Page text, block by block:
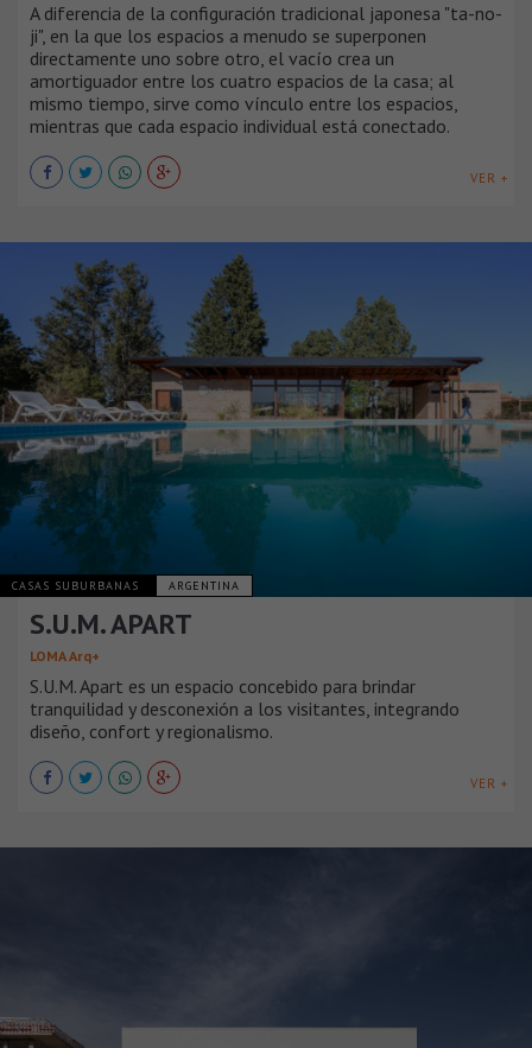
A diferencia de la configuración tradicional japonesa "ta-no-
ji", en la que los espacios a menudo se superponen
directamente uno sobre otro, el vacío crea un
amortiguador entre los cuatro espacios de la casa; al
mismo tiempo, sirve como vínculo entre los espacios,
mientras que cada espacio individual está conectado.
VER +
CASAS SUBURBANAS ARGENTINA
S.U.M. APART
LOMA Arq+
S.U.M. Apart es un espacio concebido para brindar
tranquilidad y desconexión a los visitantes, integrando
diseño, confort y regionalismo.
VER +